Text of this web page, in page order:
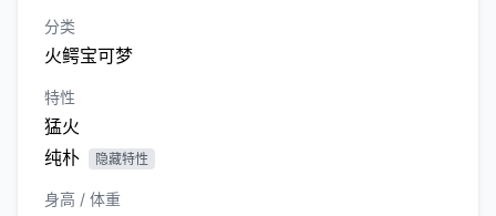
分类
火鳄宝可梦
特性
猛火
纯朴
隐藏特性
身高 / 体重